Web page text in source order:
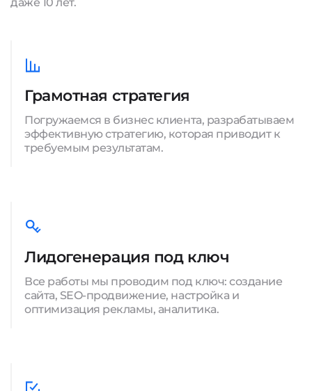
Грамотная стратегия
Погружаемся в бизнес клиента, разрабатываем
эффективную стратегию, которая приводит к
требуемым результатам.
Лидогенерация под ключ
Все работы мы проводим под ключ: создание
сайта, SEO-продвижение, настройка и
оптимизация рекламы, аналитика.